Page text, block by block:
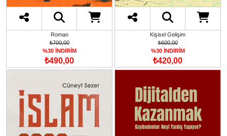
Roman
₺700,00
%30 İNDİRİM
₺490,00
Kişisel Gelişim
₺600,00
%30 İNDİRİM
₺420,00